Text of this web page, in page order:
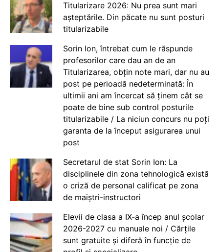
Titularizare 2026: Nu prea sunt mari
așteptările. Din păcate nu sunt posturi
titularizabile
Sorin Ion, întrebat cum le răspunde
profesorilor care dau an de an
Titularizarea, obțin note mari, dar nu au
post pe perioadă nedeterminată: În
ultimii ani am încercat să ținem cât se
poate de bine sub control posturile
titularizabile / La niciun concurs nu poți
garanta de la început asigurarea unui
post
Secretarul de stat Sorin Ion: La
disciplinele din zona tehnologică există
o criză de personal calificat pe zona
de maiștri-instructori
Elevii de clasa a IX-a încep anul școlar
2026-2027 cu manuale noi / Cărțile
sunt gratuite și diferă în funcție de